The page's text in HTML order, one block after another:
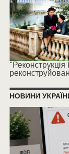
"Реконструкція
НОВИНИ